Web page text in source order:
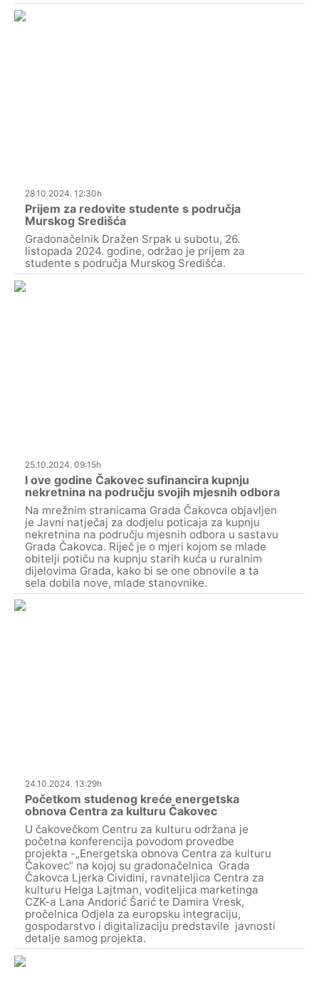
28.10.2024. 12:30h
Prijem za redovite studente s područja
Murskog Središća
Gradonačelnik Dražen Srpak u subotu, 26.
listopada 2024. godine, održao je prijem za
studente s područja Murskog Središća.
25.10.2024. 09:15h
I ove godine Čakovec sufinancira kupnju
nekretnina na području svojih mjesnih odbora
Na mrežnim stranicama Grada Čakovca objavljen
je Javni natječaj za dodjelu poticaja za kupnju
nekretnina na području mjesnih odbora u sastavu
Grada Čakovca. Riječ je o mjeri kojom se mlade
obitelji potiču na kupnju starih kuća u ruralnim
dijelovima Grada, kako bi se one obnovile a ta
sela dobila nove, mlade stanovnike.
24.10.2024. 13:29h
Početkom studenog kreće energetska
obnova Centra za kulturu Čakovec
U čakovečkom Centru za kulturu održana je
početna konferencija povodom provedbe
projekta -„Energetska obnova Centra za kulturu
Čakovec“ na kojoj su gradonačelnica Grada
Čakovca Ljerka Cividini, ravnateljica Centra za
kulturu Helga Lajtman, voditeljica marketinga
CZK-a Lana Andorić Šarić te Damira Vresk,
pročelnica Odjela za europsku integraciju,
gospodarstvo i digitalizaciju predstavile javnosti
detalje samog projekta.